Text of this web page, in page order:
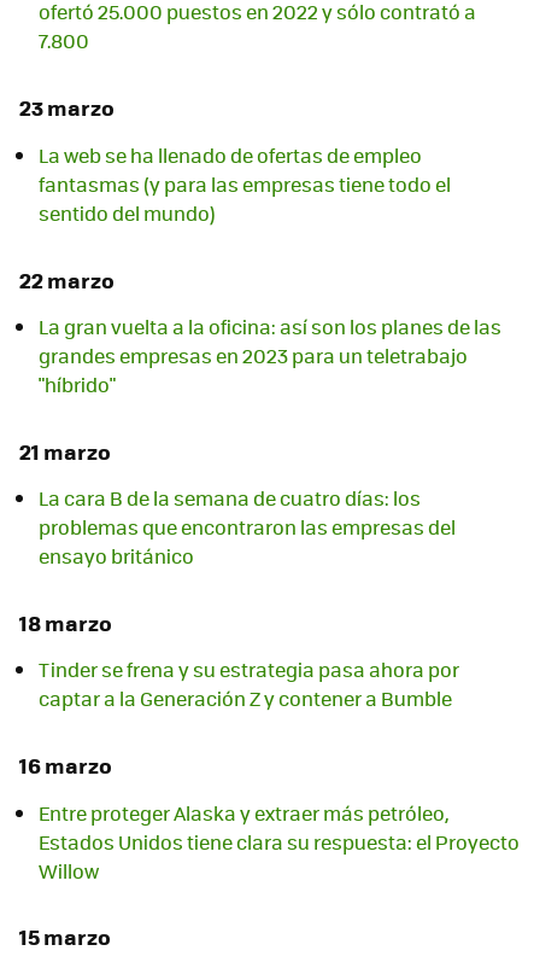
ofertó 25.000 puestos en 2022 y sólo contrató a
7.800
23 marzo
La web se ha llenado de ofertas de empleo
fantasmas (y para las empresas tiene todo el
sentido del mundo)
22 marzo
La gran vuelta a la oficina: así son los planes de las
grandes empresas en 2023 para un teletrabajo
"híbrido"
21 marzo
La cara B de la semana de cuatro días: los
problemas que encontraron las empresas del
ensayo británico
18 marzo
Tinder se frena y su estrategia pasa ahora por
captar a la Generación Z y contener a Bumble
16 marzo
Entre proteger Alaska y extraer más petróleo,
Estados Unidos tiene clara su respuesta: el Proyecto
Willow
15 marzo